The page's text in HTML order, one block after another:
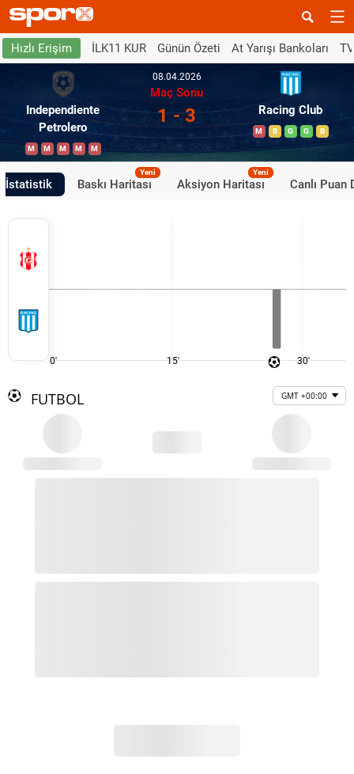
Hızlı Erişim İLK11 KUR Günün Özeti At Yarışı Bankoları
Independiente
Petrolero
M M M M M
08.04.2026
Maç Sonu
1 - 3 Racing Club
M B G G B
İstatistik Baskı Haritası
Yeni
Aksiyon Haritası
Yeni
Canlı Puan
0' 15' 30'
FUTBOL GMT +00:00